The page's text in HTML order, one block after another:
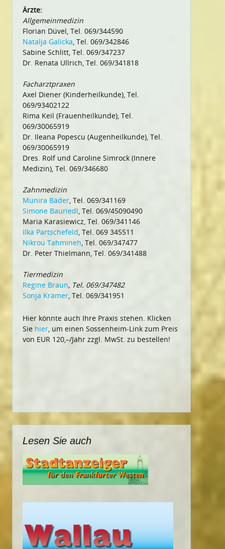
Ärzte:
Allgemeinmedizin
Florian Düvel, Tel. 069/344590
Natalja Galicka, Tel. 069/342846
Sabine Schlitt, Tel. 069/347237
Dr. Renata Ullrich, Tel. 069/341818
Facharztpraxen
Axel Diener (Kinderheilkunde), Tel.
069/93402122
Rima Keil (Frauenheilkunde), Tel.
069/30065919
Dr. Ileana Popescu (Augenheilkunde), Tel.
069/30065919
Dres. Rolf und Caroline Simrock (Innere
Medizin), Tel. 069/346680
Zahnmedizin
Munira Bäder, Tel. 069/341169
Simone Bauriedl, Tel. 069/45090490
Maria Karasiewicz, Tel. 069/341146
Ilka Partschefeld, Tel. 069 345511
Nikrou Tahmineh, Tel. 069/347477
Dr. Peter Thielmann, Tel. 069/341488
Tiermedizin
Regine Braun, Tel. 069/347482
Sonja Krämer, Tel. 069/341951
Hier könnte auch Ihre Praxis stehen. Klicken
Sie hier, um einen Sossenheim-Link zum Preis
von EUR 120,–/Jahr zzgl. MwSt. zu bestellen!
Lesen Sie auch